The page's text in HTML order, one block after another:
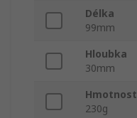
Délka
99mm
Hloubka
30mm
Hmotnost
230g